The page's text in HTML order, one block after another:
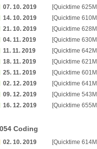
07. 10. 2019
[Quicktime
14. 10. 2019
[Quicktime
21. 10. 2019
[Quicktime
04. 11. 2019
[Quicktime
11. 11. 2019
[Quicktime
18. 11. 2019
[Quicktime
25. 11. 2019
[Quicktime
02. 12. 2019
[Quicktime
09. 12. 2019
[Quicktime
16. 12. 2019
[Quicktime
Coding
02. 10. 2019
[Quicktime